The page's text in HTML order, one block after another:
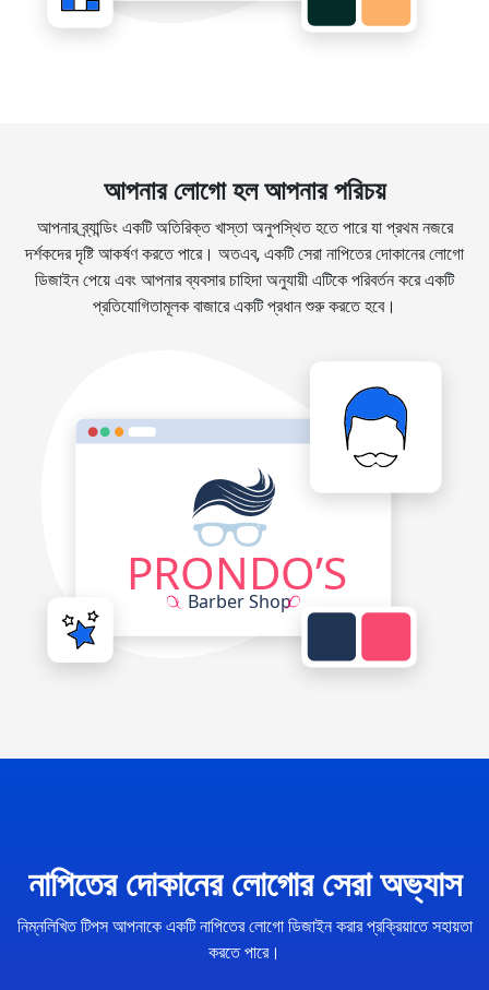
আপনার লোগো হল আপনার পরিচয়
আপনার ব্র্যান্ডিং একটি অতিরিক্ত খাস্তা অনুপস্থিত হতে পারে যা প্রথম নজরে
দর্শকদের দৃষ্টি আকর্ষণ করতে পারে। অতএব, একটি সেরা নাপিতের দোকানের লোগো
ডিজাইন পেয়ে এবং আপনার ব্যবসার চাহিদা অনুযায়ী এটিকে পরিবর্তন করে একটি
প্রতিযোগিতামূলক বাজারে একটি প্রধান শুরু করতে হবে।
নাপিতের দোকানের লোগোর সেরা অভ্যাস
নিম্নলিখিত টিপস আপনাকে একটি নাপিতের লোগো ডিজাইন করার প্রক্রিয়াতে সহায়তা
করতে পারে।